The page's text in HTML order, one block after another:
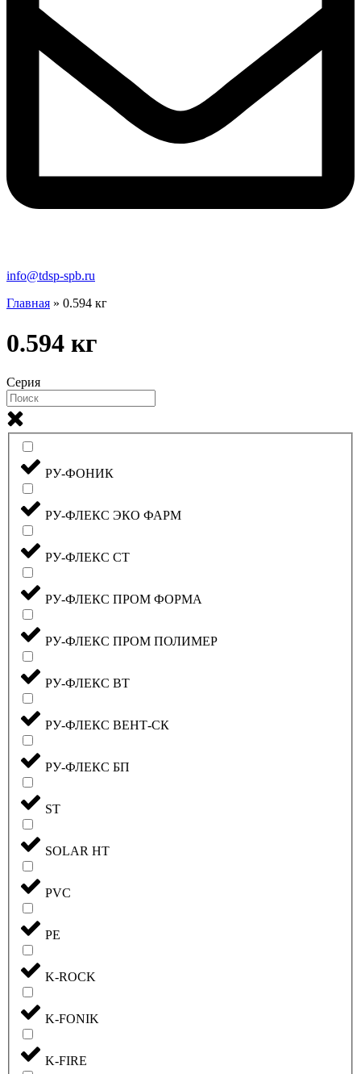
info@tdsp-spb.ru
Главная » 0.594 кг
0.594 кг
Серия
РУ-ФОНИК
РУ-ФЛЕКС ЭКО ФАРМ
РУ-ФЛЕКС СТ
РУ-ФЛЕКС ПРОМ ФОРМА
РУ-ФЛЕКС ПРОМ ПОЛИМЕР
РУ-ФЛЕКС ВТ
РУ-ФЛЕКС ВЕНТ-СК
РУ-ФЛЕКС БП
ST
SOLAR HT
PVC
PE
K-ROCK
K-FONIK
K-FIRE